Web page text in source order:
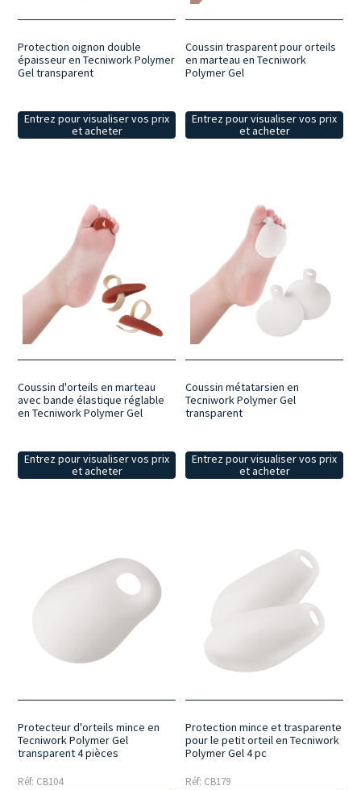
Protection oignon double
épaisseur en Tecniwork Polymer
Gel transparent
Entrez pour visualiser vos prix
et acheter
Coussin trasparent pour orteils
en marteau en Tecniwork
Polymer Gel
Entrez pour visualiser vos prix
et acheter
Coussin d'orteils en marteau
avec bande élastique réglable
en Tecniwork Polymer Gel
Entrez pour visualiser vos prix
et acheter
Coussin métatarsien en
Tecniwork Polymer Gel
transparent
Entrez pour visualiser vos prix
et acheter
Protecteur d'orteils mince en
Tecniwork Polymer Gel
transparent 4 pièces
Réf: CB104
Protection mince et trasparente
pour le petit orteil en Tecniwork
Polymer Gel 4 pc
Réf: CB179